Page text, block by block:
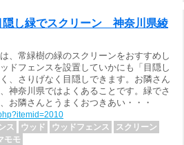
隠し緑でスクリーン 神奈川県綾
、常緑樹の緑のスクリーンをおすすめし
ドフェンスを設置していかにも「目隠し
、さりげなく目隠しできます。お隣さん
神奈川県ではよくあることです。緑でさ
お隣さんとうまくおつきあい・・・
ス ウッド ウッドフェンス
スクリーン
モモ